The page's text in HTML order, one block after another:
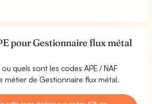
pour Gestionnaire flux métal
quels sont les codes APE / NAF
métier de Gestionnaire flux métal.